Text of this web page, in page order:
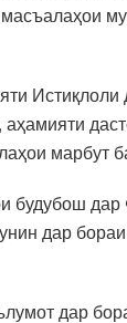
Истиқлоли
марбут
будубош
дар
дар